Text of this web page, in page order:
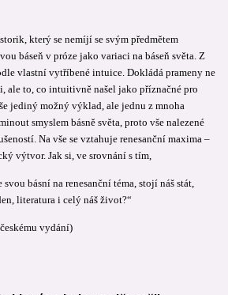
který se nemíjí se svým předmětem
báseň v próze jako variaci na báseň světa. Z
vlastní vytříbené intuice. Dokládá prameny ne
ale to, co intuitivně našel jako příznačné pro
jediný možný výklad, ale jednu z mnoha
smyslem básně světa, proto vše nalezené
Na vše se vztahuje renesanční maxima –
výtvor. Jak si, ve srovnání s tím,
básní na renesanční téma, stojí náš stát,
literatura i celý náš život?“
vydání)